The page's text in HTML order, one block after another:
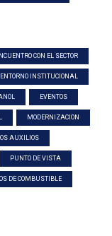
CON EL SECTOR
ENTORNO INSTITUCIONAL
EVENTOS
MODERNIZACION
AUXILIOS
PUNTO DE VISTA
DE COMBUSTIBLE